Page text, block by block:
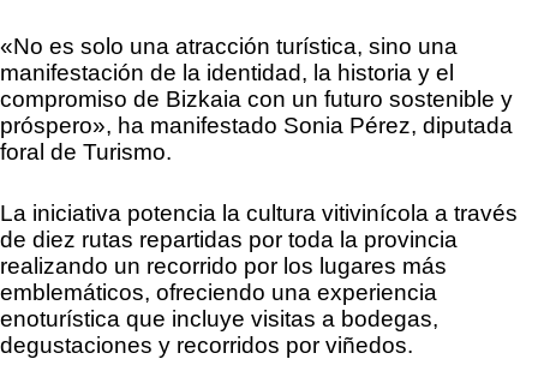
«No es solo una atracción turística, sino una
manifestación de la identidad, la historia y el
compromiso de Bizkaia con un futuro sostenible y
próspero», ha manifestado Sonia Pérez, diputada
foral de Turismo.
La iniciativa potencia la cultura vitivinícola a través
de diez rutas repartidas por toda la provincia
realizando un recorrido por los lugares más
emblemáticos, ofreciendo una experiencia
enoturística que incluye visitas a bodegas,
degustaciones y recorridos por viñedos.